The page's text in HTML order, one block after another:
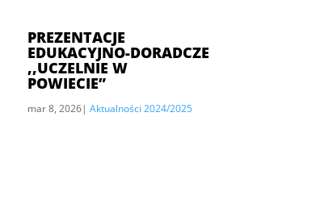
PREZENTACJE
EDUKACYJNO-DORADCZE
,,UCZELNIE W
POWIECIE”
mar 8, 2026| Aktualności 2024/2025